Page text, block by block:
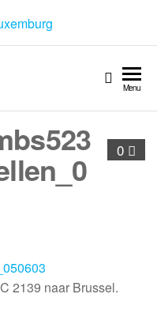
Menu
0
2139 naar Brussel.